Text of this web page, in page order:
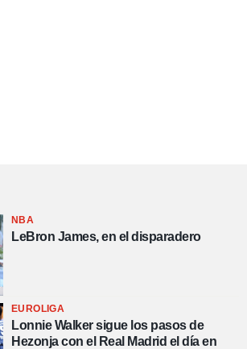
NBA
LeBron James, en el disparadero
EUROLIGA
Lonnie Walker sigue los pasos de
Hezonja con el Real Madrid el día en